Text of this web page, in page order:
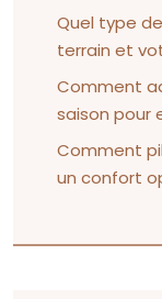
Quel type
terrain et
Comment
saison pour
Comment
un confort